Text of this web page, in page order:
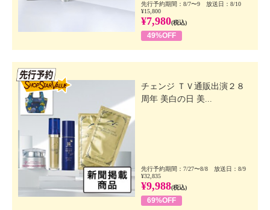
先行予約期間：8/7〜9 放送日：8/10
¥15,800
¥7,980(税込)
49%OFF
チェンジ ＴＶ通販出演２８
周年 美白の日 美...
先行予約期間：7/27〜8/8 放送日：8/9
¥32,835
¥9,988(税込)
69%OFF